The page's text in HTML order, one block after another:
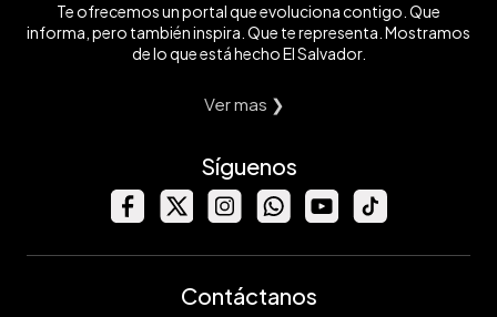
Te ofrecemos un portal que evoluciona contigo. Que
informa, pero también inspira. Que te representa. Mostramos
de lo que está hecho El Salvador.
Ver mas ❯
Síguenos
Contáctanos